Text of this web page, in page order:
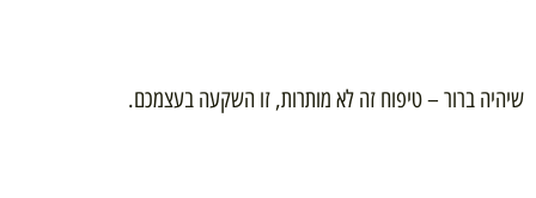
שיהיה ברור – טיפוח זה לא מותרות, זו השקעה בעצמכם.